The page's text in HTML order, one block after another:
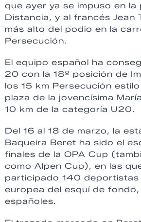
que ayer ya se impuso en la
Distancia, y al francés Jean
más alto del podio en la
Persecución.
El equipo español ha
20 con la 18º posición de
los 15 km Persecución
plaza de la jovencísima
10 km de la categoría U20.
Del 16 al 18 de marzo, la
Baqueira Beret ha sido el
finales de la OPA Cup
como Alpen Cup), en las
participado 140 deportistas
europea del esquí de fondo,
españoles.